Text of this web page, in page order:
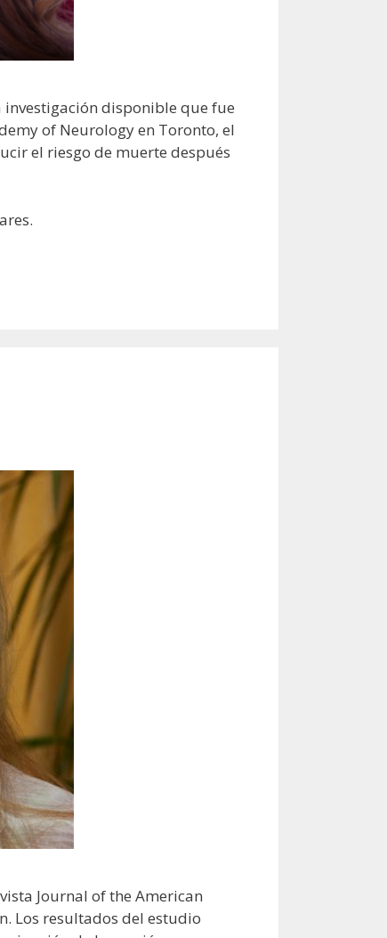
disponible que fue
of Neurology en Toronto, el
el riesgo de muerte después
Journal of the American
Los resultados del estudio